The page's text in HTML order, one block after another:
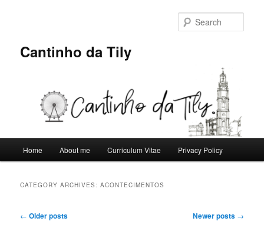
Cantinho da Tily
Home About me Curriculum Vitae Privacy Policy
CATEGORY ARCHIVES:ACONTECIMENTOS
Post
← Older posts Newer posts →